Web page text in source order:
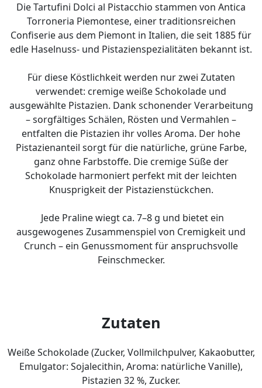
Die Tartufini Dolci al Pistacchio stammen von Antica
Torroneria Piemontese, einer traditionsreichen
Confiserie aus dem Piemont in Italien, die seit 1885 für
edle Haselnuss- und Pistazienspezialitäten bekannt ist.
Für diese Köstlichkeit werden nur zwei Zutaten
verwendet: cremige weiße Schokolade und
ausgewählte Pistazien. Dank schonender Verarbeitung
– sorgfältiges Schälen, Rösten und Vermahlen –
entfalten die Pistazien ihr volles Aroma. Der hohe
Pistazienanteil sorgt für die natürliche, grüne Farbe,
ganz ohne Farbstoffe. Die cremige Süße der
Schokolade harmoniert perfekt mit der leichten
Knusprigkeit der Pistazienstückchen.
Jede Praline wiegt ca. 7–8 g und bietet ein
ausgewogenes Zusammenspiel von Cremigkeit und
Crunch – ein Genussmoment für anspruchsvolle
Feinschmecker.
Zutaten
Weiße Schokolade (Zucker, Vollmilchpulver, Kakaobutter,
Emulgator: Sojalecithin, Aroma: natürliche Vanille),
Pistazien 32 %, Zucker.